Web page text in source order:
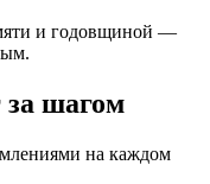
и годовщиной —
шагом
на каждом